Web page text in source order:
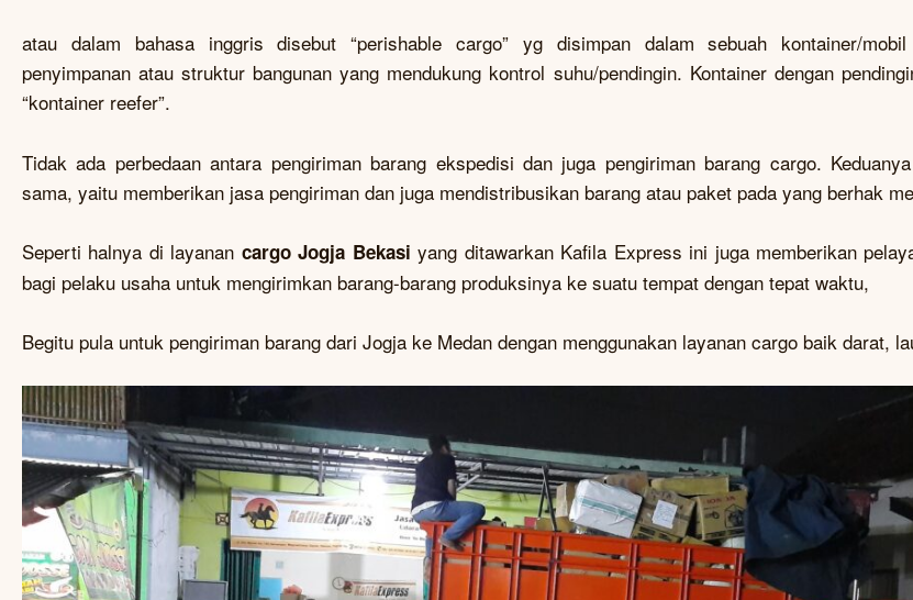
atau dalam bahasa inggris disebut “perishable cargo” yg disimpan dalam sebuah kontainer/
penyimpanan atau struktur bangunan yang mendukung kontrol suhu/pendingin. Kontainer dengan
“kontainer reefer”.
Tidak ada perbedaan antara pengiriman barang ekspedisi dan juga pengiriman barang cargo.
sama, yaitu memberikan jasa pengiriman dan juga mendistribusikan barang atau paket pada yang berhak
Seperti halnya di layanan cargo Jogja Bekasiyang ditawarkan Kafila Express ini juga memberikan
bagi pelaku usaha untuk mengirimkan barang-barang produksinya ke suatu tempat dengan tepat waktu,
Begitu pula untuk pengiriman barang dari Jogja ke Medan dengan menggunakan layanan cargo baik darat,